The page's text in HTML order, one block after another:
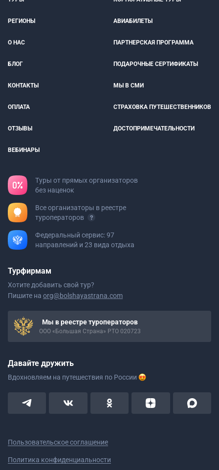
РЕГИОНЫ АВИАБИЛЕТЫ
О НАС ПАРТНЕРСКАЯ ПРОГРАММА
БЛОГ ПОДАРОЧНЫЕ СЕРТИФИКАТЫ
КОНТАКТЫ МЫ В СМИ
ОПЛАТА СТРАХОВКА ПУТЕШЕСТВЕННИКОВ
ОТЗЫВЫ ДОСТОПРИМЕЧАТЕЛЬНОСТИ
ВЕБИНАРЫ
Туры от прямых организаторов
без наценок
Все организаторы в реестре
туроператоров
Федеральный сервис: 97
направлений и 23 вида отдыха
Турфирмам
Хотите добавить свой тур?
Пишите на org@bolshayastrana.com
Мы в реестре туроператоров
ООО «Большая Страна» РТО 020723
Давайте дружить
Вдохновляем на путешествия по России
Пользовательское соглашение
Политика конфиденциальности